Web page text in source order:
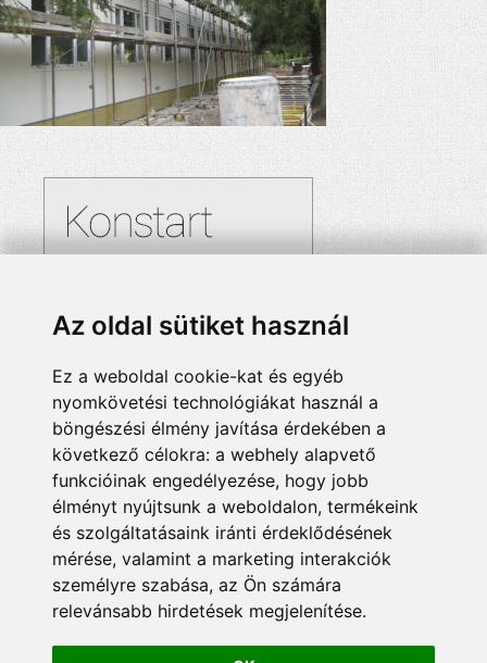
Az oldal sütiket használ
Ez a weboldal cookie-kat és egyéb
nyomkövetési technológiákat használ a
böngészési élmény javítása érdekében a
következő célokra: a webhely alapvető
funkcióinak engedélyezése, hogy jobb
élményt nyújtsunk a weboldalon, termékeink
és szolgáltatásaink iránti érdeklődésének
mérése, valamint a marketing interakciók
személyre szabása, az Ön számára
relevánsabb hirdetések megjelenítése.